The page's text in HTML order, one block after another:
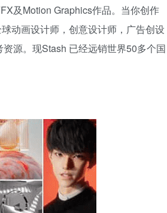
及Motion Graphics作品。当你创作
动画设计师，创意设计师，广告创设
源。现Stash 已经远销世界50多个国
扫码登录即表示同意